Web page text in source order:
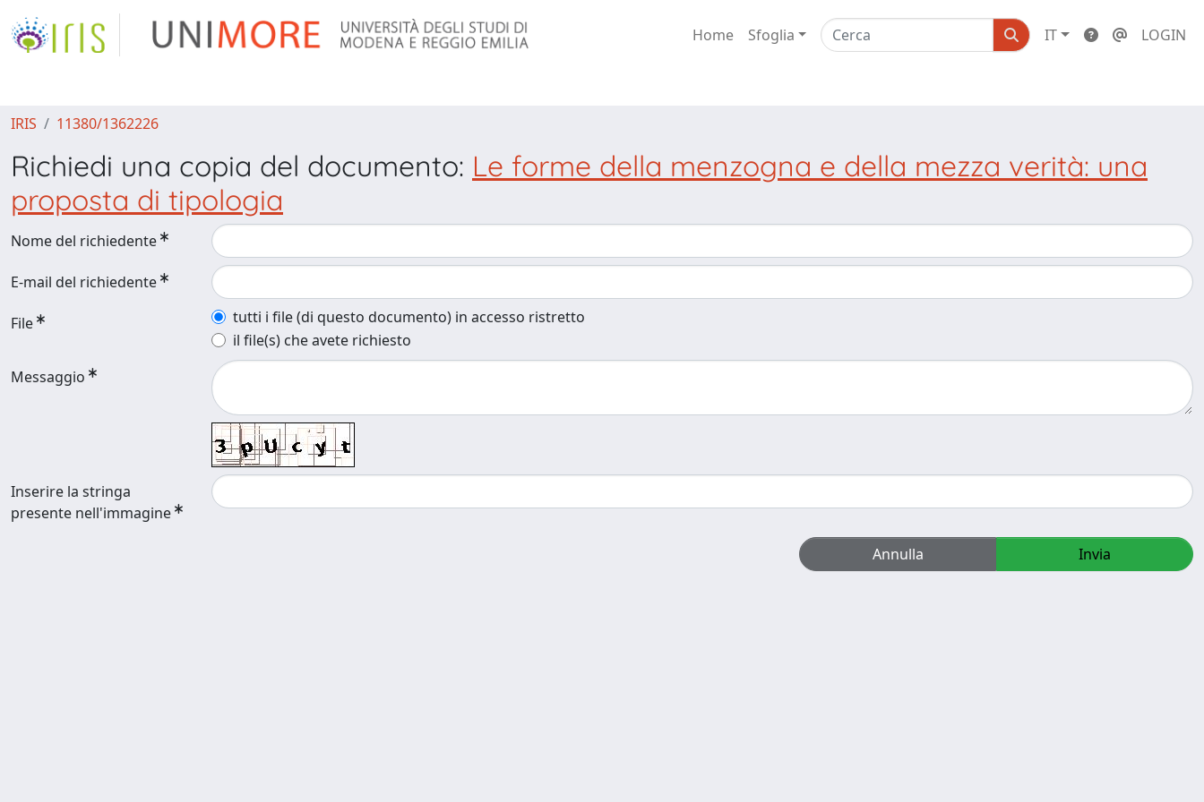
Home Sfoglia IT LOGIN
IRIS 11380/1362226
Richiedi una copia del documento: Le forme della menzogna e della mezza verità: una
proposta di tipologia
Nome del richiedente
E-mail del richiedente
File
tutti i file (di questo documento) in accesso ristretto
il file(s) che avete richiesto
Messaggio
Inserire la stringa
presente nell'immagine
Annulla Invia